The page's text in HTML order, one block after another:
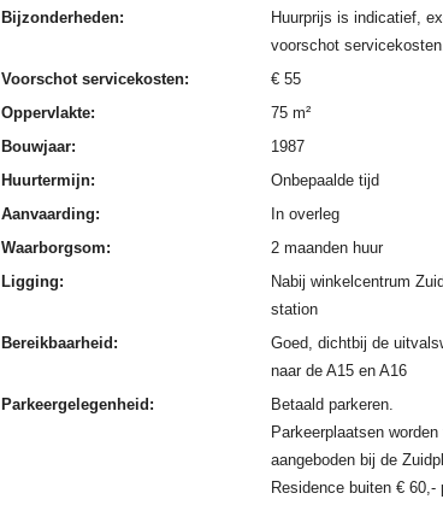
Bijzonderheden:
Huurprijs is indicatief,
voorschot
Voorschot servicekosten:
€ 55
Oppervlakte:
75 m²
Bouwjaar:
1987
Huurtermijn:
Onbepaalde tijd
Aanvaarding:
In overleg
Waarborgsom:
2 maanden huur
Ligging:
Nabij winkelcentrum
station
Bereikbaarheid:
Goed, dichtbij de
naar de A15 en A16
Parkeergelegenheid:
Betaald parkeren.
Parkeerplaatsen worden
aangeboden bij de
Residence buiten € 60,-